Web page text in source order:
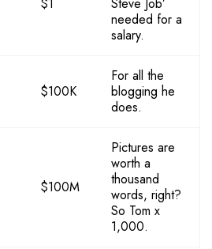
needed for a
salary.
$100K
For all the
blogging he
does.
$100M
Pictures are
worth a
thousand
words, right?
So Tom x
1,000.